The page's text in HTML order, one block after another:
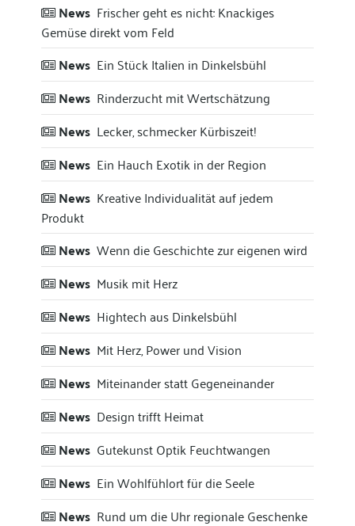
News Frischer geht es nicht: Knackiges
Gemüse direkt vom Feld
News Ein Stück Italien in Dinkelsbühl
News Rinderzucht mit Wertschätzung
News Lecker, schmecker Kürbiszeit!
News Ein Hauch Exotik in der Region
News Kreative Individualität auf jedem
Produkt
News Wenn die Geschichte zur eigenen wird
News Musik mit Herz
News Hightech aus Dinkelsbühl
News Mit Herz, Power und Vision
News Miteinander statt Gegeneinander
News Design trifft Heimat
News Gutekunst Optik Feuchtwangen
News Ein Wohlfühlort für die Seele
News Rund um die Uhr regionale Geschenke